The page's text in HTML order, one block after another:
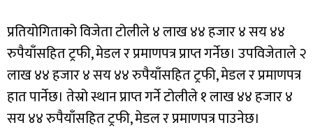
प्रतियोगिताको विजेता टोलीले ४ लाख ४४ हजार ४ सय ४४
रुपैयाँसहित ट्रफी, मेडल र प्रमाणपत्र प्राप्त गर्नेछ। उपविजेताले २
लाख ४४ हजार ४ सय ४४ रुपैयाँसहित ट्रफी, मेडल र प्रमाणपत्र
हात पार्नेछ। तेस्रो स्थान प्राप्त गर्ने टोलीले १ लाख ४४ हजार ४
सय ४४ रुपैयाँसहित ट्रफी, मेडल र प्रमाणपत्र पाउनेछ।